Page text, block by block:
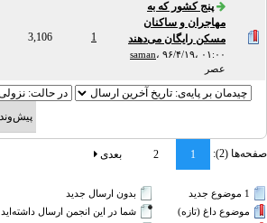
پنج کشور که به
مهاجران و ساکنان
مسکن رایگان می‌دهند
saman، ۹۶/۴/۱۹، ۰۱:۰۰
عصر
1
3,106
صفحه‌ها (2): 1
2 بعدی
موضوع داغ (تازه‌)
بدون ارسال جدید‌
شما در این انجمن ارسال داشته‌اید